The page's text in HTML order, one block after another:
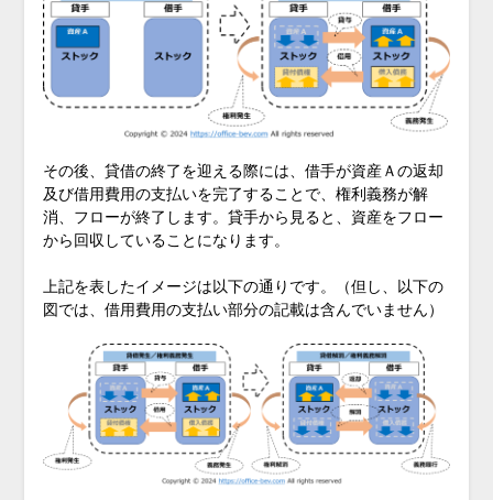
その後、貸借の終了を迎える際には、借手が資産Ａの返却
及び借用費用の支払いを完了することで、権利義務が解
消、フローが終了します。貸手から見ると、資産をフロー
から回収していることになります。
上記を表したイメージは以下の通りです。（但し、以下の
図では、借用費用の支払い部分の記載は含んでいません）